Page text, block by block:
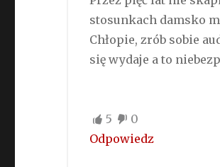
stosunkach damsko
Chłopie, zrób sobie
się wydaje a to
5
0
Odpowiedz